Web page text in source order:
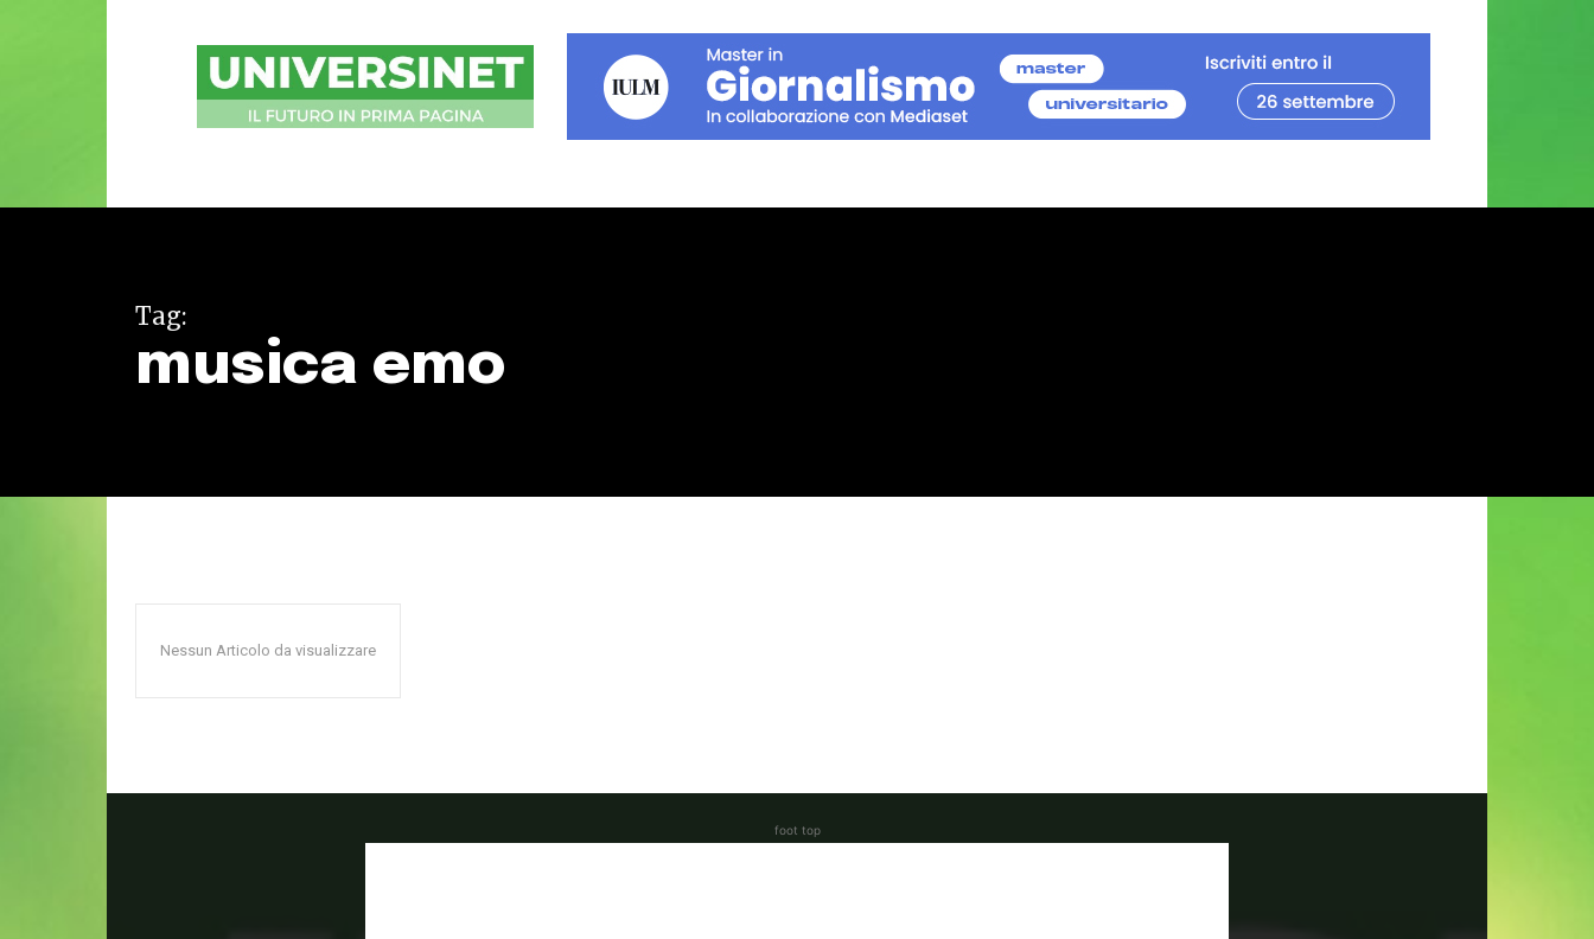
UniversiNet
Magazine
Tag:
musica emo
Nessun Articolo da visualizzare
foot top